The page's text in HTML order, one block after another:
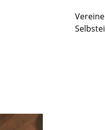
Vereine